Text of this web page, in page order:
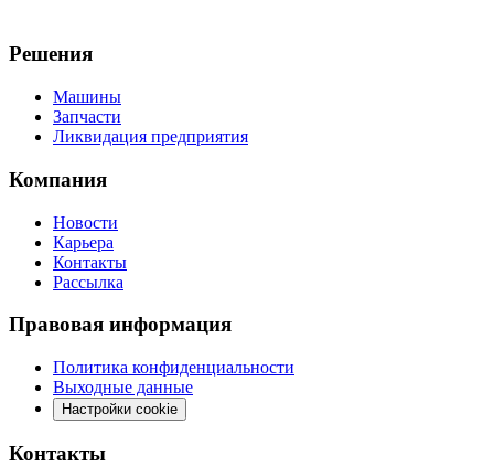
Решения
Машины
Запчасти
Ликвидация предприятия
Компания
Новости
Карьера
Контакты
Рассылка
Правовая информация
Политика конфиденциальности
Выходные данные
Настройки cookie
Контакты